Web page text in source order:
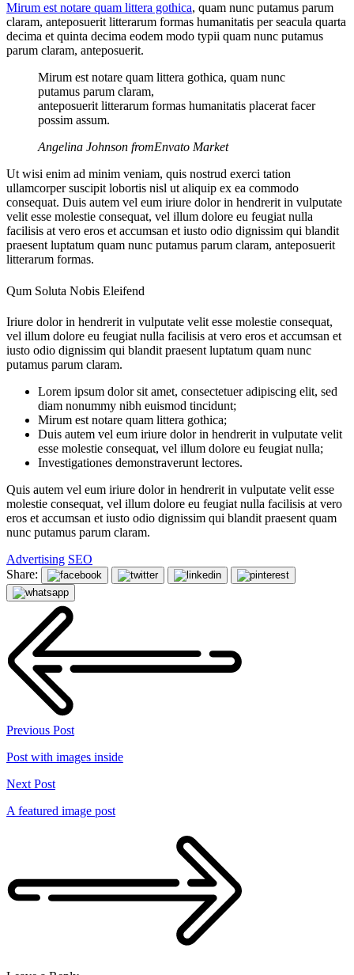
Mirum est notare quam littera gothica, quam nunc putamus parum
claram, anteposuerit litterarum formas humanitatis per seacula quarta
decima et quinta decima eodem modo typii quam nunc putamus
parum claram, anteposuerit.
Mirum est notare quam littera gothica, quam nunc
putamus parum claram,
anteposuerit litterarum formas humanitatis placerat facer
possim assum.
Angelina Johnson fromEnvato Market
Ut wisi enim ad minim veniam, quis nostrud exerci tation
ullamcorper suscipit lobortis nisl ut aliquip ex ea commodo
consequat. Duis autem vel eum iriure dolor in hendrerit in vulputate
velit esse molestie consequat, vel illum dolore eu feugiat nulla
facilisis at vero eros et accumsan et iusto odio dignissim qui blandit
praesent luptatum quam nunc putamus parum claram, anteposuerit
litterarum formas.
Qum Soluta Nobis Eleifend
Iriure dolor in hendrerit in vulputate velit esse molestie consequat,
vel illum dolore eu feugiat nulla facilisis at vero eros et accumsan et
iusto odio dignissim qui blandit praesent luptatum quam nunc
putamus parum claram.
Lorem ipsum dolor sit amet, consectetuer adipiscing elit, sed
diam nonummy nibh euismod tincidunt;
Mirum est notare quam littera gothica;
Duis autem vel eum iriure dolor in hendrerit in vulputate velit
esse molestie consequat, vel illum dolore eu feugiat nulla;
Investigationes demonstraverunt lectores.
Quis autem vel eum iriure dolor in hendrerit in vulputate velit esse
molestie consequat, vel illum dolore eu feugiat nulla facilisis at vero
eros et accumsan et iusto odio dignissim qui blandit praesent quam
nunc putamus parum claram.
Advertising SEO
Share:
Previous Post
Post with images inside
Next Post
A featured image post